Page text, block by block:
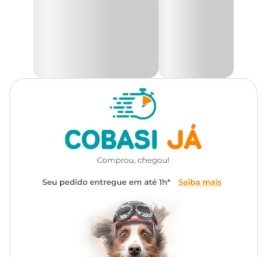
Unissex
Cerâmica
Capacidade Diâmetro Altura
12,5 cm 5,3 cm
Cerâmica de alta resistência, higiênico, atóxico, acabamento
esmaltado resistente a riscos e manchas, fácil de limpar, plastic